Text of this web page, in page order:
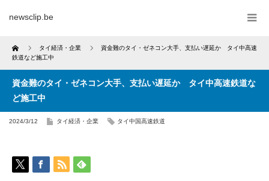
newsclip.be
Home タイ経済・企業
資金難のタイ・ゼネコン大手、支払い遅延か タイ中高速
鉄道など施工中
資金難のタイ・ゼネコン大手、支払い遅延か タイ中高速鉄道な
ど施工中
2024/3/12 タイ経済・企業 タイ中国高速鉄道